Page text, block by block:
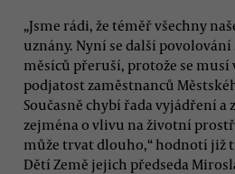
„Jsme rádi, že téměř všechny
uznány. Nyní se další
měsíců přeruší, protože se musí
podjatost zaměstnanců
Současně chybí řada vyjádření a
zejména o vlivu na životní
může trvat dlouho,“ hodnotí již
Dětí Země jejich předseda